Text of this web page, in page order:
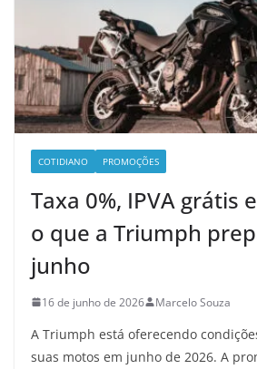
COTIDIANO PROMOÇÕES
Taxa 0%, IPVA grátis
o que a Triumph
junho
16 de junho de 2026 Marcelo Souza
A Triumph está oferecendo
suas motos em junho de 2026. A